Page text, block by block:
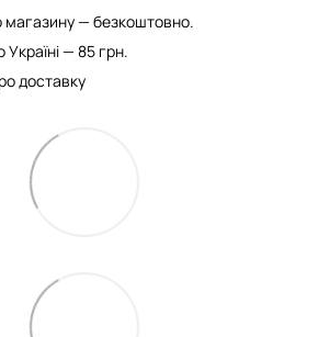
магазину — безкоштовно.
— 85 грн.
доставку